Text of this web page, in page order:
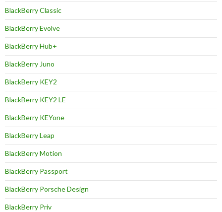
BlackBerry Classic
BlackBerry Evolve
BlackBerry Hub+
BlackBerry Juno
BlackBerry KEY2
BlackBerry KEY2 LE
BlackBerry KEYone
BlackBerry Leap
BlackBerry Motion
BlackBerry Passport
BlackBerry Porsche Design
BlackBerry Priv